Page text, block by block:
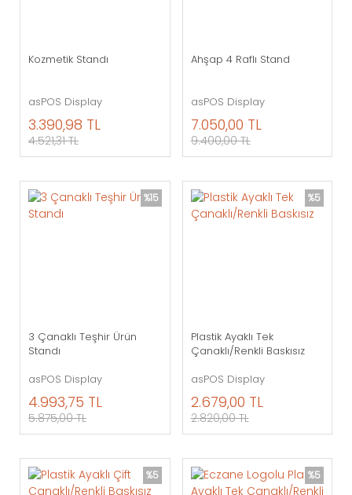
Kozmetik Standı
asPOS Display
3.390,98 TL
4.521,31 TL
Ahşap 4 Raflı Stand
asPOS Display
7.050,00 TL
9.400,00 TL
%15
3 Çanaklı Teşhir Ürün
Standı
asPOS Display
4.993,75 TL
5.875,00 TL
%5
Plastik Ayaklı Tek
Çanaklı/Renkli Baskısız
asPOS Display
2.679,00 TL
2.820,00 TL
%5 %5